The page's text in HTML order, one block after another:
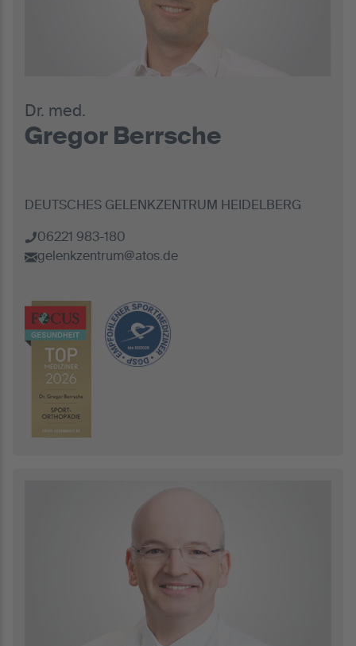
Dr. med.
Gregor Berrsche
DEUTSCHES GELENKZENTRUM HEIDELBERG
06221 983-180
gelenkzentrum@atos.de